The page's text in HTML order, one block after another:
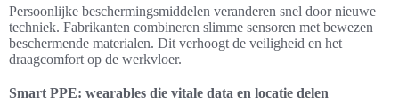
Persoonlijke beschermingsmiddelen veranderen snel door nieuwe
techniek. Fabrikanten combineren slimme sensoren met bewezen
beschermende materialen. Dit verhoogt de veiligheid en het
draagcomfort op de werkvloer.
Smart PPE: wearables die vitale data en locatie delen